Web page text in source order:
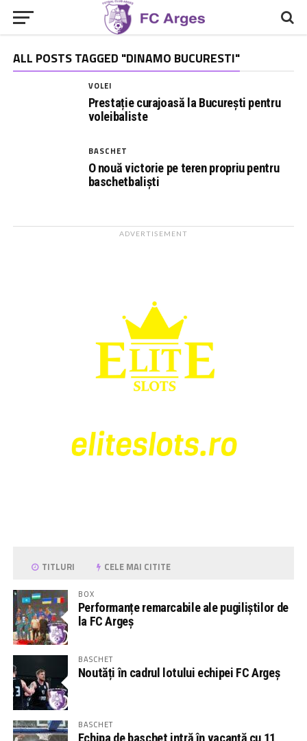
ALL POSTS TAGGED "DINAMO BUCURESTI"
VOLEI
Prestație curajoasă la București pentru
voleibaliste
BASCHET
O nouă victorie pe teren propriu pentru
baschetbaliști
ADVERTISEMENT
TITLURI CELE MAI CITITE
BOX
Performanțe remarcabile ale pugiliștilor de
la FC Argeș
BASCHET
Noutăți în cadrul lotului echipei FC Argeș
BASCHET
Echipa de baschet intră în vacanță cu 11